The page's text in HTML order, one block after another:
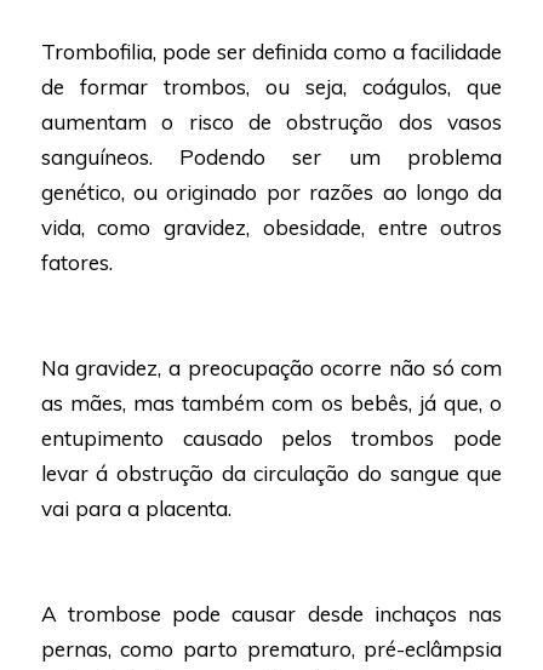
Trombofilia, pode ser definida como a facilidade
de formar trombos, ou seja, coágulos, que
aumentam o risco de obstrução dos vasos
sanguíneos. Podendo ser um problema
genético, ou originado por razões ao longo da
vida, como gravidez, obesidade, entre outros
fatores.
Na gravidez, a preocupação ocorre não só com
as mães, mas também com os bebês, já que, o
entupimento causado pelos trombos pode
levar á obstrução da circulação do sangue que
vai para a placenta.
A trombose pode causar desde inchaços nas
pernas, como parto prematuro, pré-eclâmpsia